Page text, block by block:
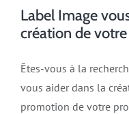
Label Image
création de
Êtes-vous à la
vous aider dans la
promotion de votre